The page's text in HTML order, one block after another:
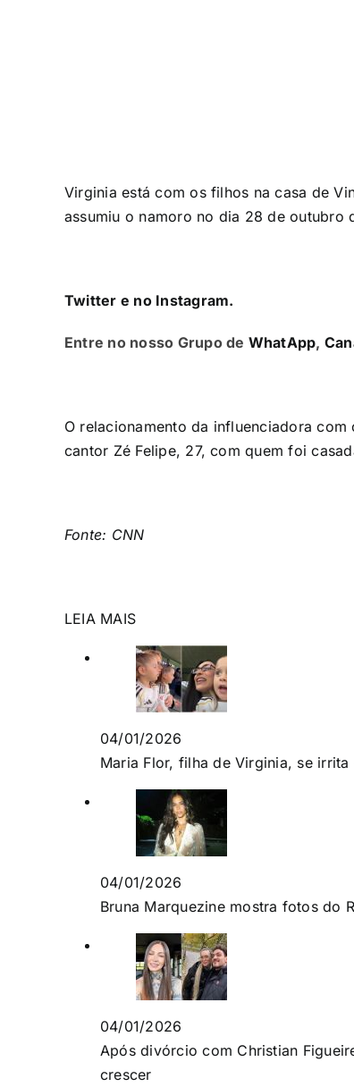
Virginia está com os filhos na casa de
assumiu o namoro no dia 28 de outubro
Twitter e no Instagram.
Entre no nosso Grupo de WhatApp,
O relacionamento da influenciadora
cantor Zé Felipe, 27, com quem foi
Fonte: CNN
LEIA MAIS
04/01/2026
Maria Flor, filha de Virginia, se
04/01/2026
Bruna Marquezine mostra fotos do
04/01/2026
Após divórcio com Christian
crescer